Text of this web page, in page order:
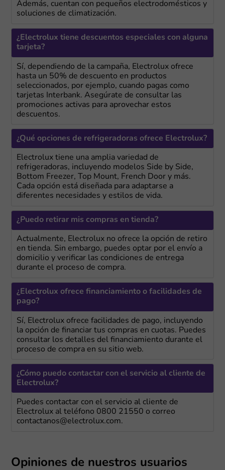
Además, cuentan con pequeños electrodomésticos y
soluciones de climatización.
¿Electrolux tiene descuentos especiales con alguna
tarjeta?
Sí, dependiendo de la campaña, Electrolux ofrece
hasta un 50% de descuento en productos
seleccionados, por ejemplo, cuando pagas como
tarjetas Interbank. Asegúrate de consultar las
promociones activas para aprovechar estos
descuentos.
¿Qué opciones de refrigeradoras ofrece Electrolux?
Electrolux tiene una amplia variedad de
refrigeradoras, incluyendo modelos Side by Side,
Bottom Freezer, Top Mount, French Door y más.
Cada opción está diseñada para adaptarse a
diferentes necesidades y estilos de vida.
¿Puedo retirar mis compras en tienda?
Actualmente, Electrolux no ofrece la opción de retiro
en tienda. Sin embargo, puedes optar por el envío a
domicilio y verificar las condiciones de entrega
durante el proceso de compra.
¿Electrolux ofrece financiamiento o facilidades de
pago?
Sí, Electrolux ofrece facilidades de pago, incluyendo
la opción de financiar tus compras en cuotas. Puedes
consultar los detalles del financiamiento durante el
proceso de compra en su sitio web.
¿Cómo puedo contactar con el servicio al cliente de
Electrolux?
Puedes contactar con el servicio al cliente de
Electrolux al teléfono 0800 21550 o correo
contactanos@electrolux.com.
Opiniones de nuestros usuarios